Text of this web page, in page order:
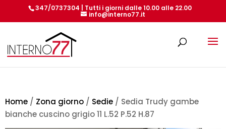
347/0737304 | Tutti i giorni dalle 10.00 alle 22.00
info@interno77.it
Home / Zona giorno / Sedie / Sedia Trudy gambe
bianche cuscino grigio 11 L.52 P.52 H.87